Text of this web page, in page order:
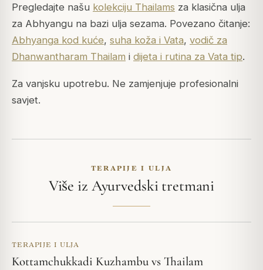
Pregledajte našu kolekciju Thailams za klasična ulja
za Abhyangu na bazi ulja sezama. Povezano čitanje:
Abhyanga kod kuće, suha koža i Vata, vodič za
Dhanwantharam Thailam i dijeta i rutina za Vata tip.
Za vanjsku upotrebu. Ne zamjenjuje profesionalni
savjet.
TERAPIJE I ULJA
Više iz Ayurvedski tretmani
TERAPIJE I ULJA
Kottamchukkadi Kuzhambu vs Thailam